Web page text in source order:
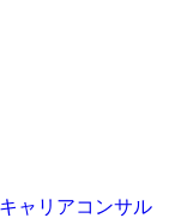
ャリアコンサル